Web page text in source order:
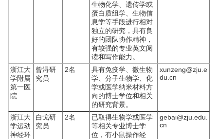
生物化学、遗传学或
蛋白质组学、生物信
息学等手段进行相对
独立的研究，具有良
好的团队协作精神，
有较强的专业英文阅
读和写作能力。
浙江大
学附属
第一医
院
曾浔研
究员
2名
具有免疫学、微生物
学、分子生物学、化
学或医学纳米材料方
向的博士学位和相关
的研究背景。
xunzeng@zju.e
du.cn
浙江大
学运动
神经环
白戈研
究员
2名
已取得生物学或医学
等相关专业博士学
位，有小鼠操作经
gebai@zju.edu.
cn